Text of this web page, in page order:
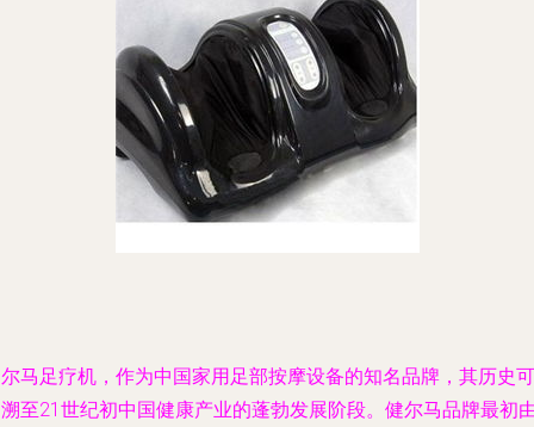
马足疗机，作为中国家用足部按摩设备的知名品牌，其历史可
至21世纪初中国健康产业的蓬勃发展阶段。健尔马品牌最初